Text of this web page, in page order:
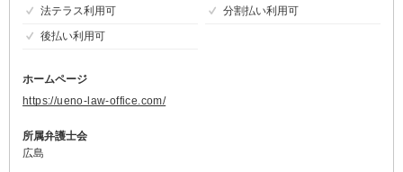
法テラス利用可
分割払い利用可
後払い利用可
ホームページ
https://ueno-law-office.com/
所属弁護士会
広島